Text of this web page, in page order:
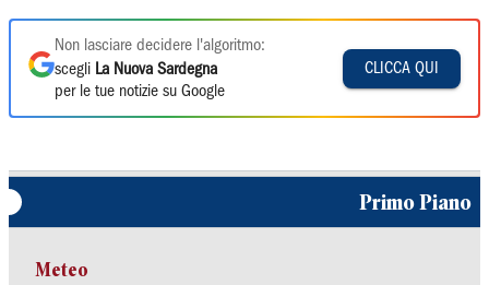
Non lasciare decidere l'algoritmo:
scegli La Nuova Sardegna
per le tue notizie su Google
CLICCA QUI
Primo Piano
Meteo